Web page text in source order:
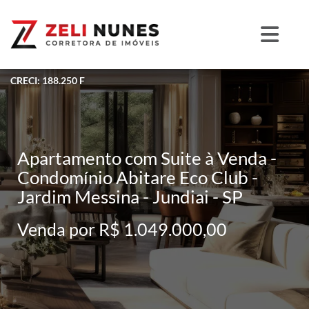
CRECI: 188.250 F
Apartamento com Suite à Venda -
Condomínio Abitare Eco Club -
Jardim Messina - Jundiai - SP
Venda por R$ 1.049.000,00